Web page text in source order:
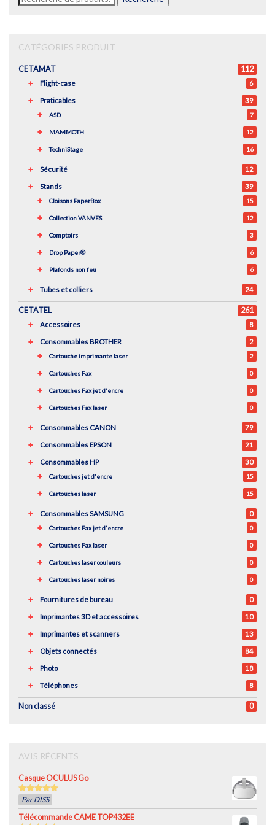
pour :
CATÉGORIES PRODUIT
CETAMAT 112
Flight-case 6
Praticables 39
ASD 7
MAMMOTH 12
TechniStage 16
Sécurité 12
Stands 39
Cloisons PaperBox 15
Collection VANVES 12
Comptoirs 3
Drop Paper® 6
Plafonds non feu 6
Tubes et colliers 24
CETATEL 261
Accessoires 8
Consommables BROTHER 2
Cartouche imprimante laser 2
Cartouches Fax 0
Cartouches Fax jet d'encre 0
Cartouches Fax laser 0
Consommables CANON 79
Consommables EPSON 21
Consommables HP 30
Cartouches jet d'encre 15
Cartouches laser 15
Consommables SAMSUNG 0
Cartouches Fax jet d'encre 0
Cartouches Fax laser 0
Cartouches laser couleurs 0
Cartouches laser noires 0
Fournitures de bureau 0
Imprimantes 3D et accessoires 10
Imprimantes et scanners 13
Objets connectés 84
Photo 18
Téléphones 8
Non classé 0
AVIS RÉCENTS
Casque OCULUS Go
out of 5
Par DISS
Télécommande CAME TOP432EE